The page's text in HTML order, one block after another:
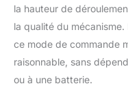
la hauteur de
la qualité du
ce mode de commande
raisonnable, sans
ou à une batterie.